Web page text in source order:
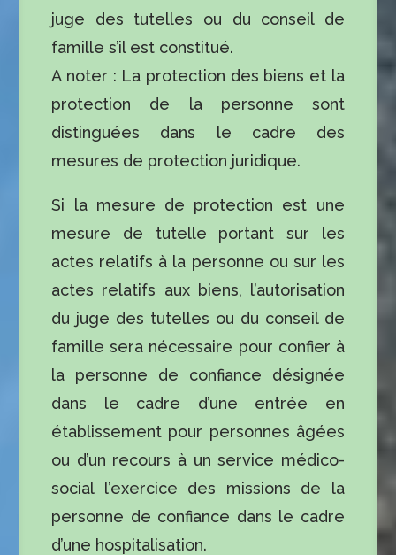
juge des tutelles ou du conseil de
famille s’il est constitué.
A noter : La protection des biens et la
protection de la personne sont
distinguées dans le cadre des
mesures de protection juridique.
Si la mesure de protection est une
mesure de tutelle portant sur les
actes relatifs à la personne ou sur les
actes relatifs aux biens, l’autorisation
du juge des tutelles ou du conseil de
famille sera nécessaire pour confier à
la personne de confiance désignée
dans le cadre d’une entrée en
établissement pour personnes âgées
ou d’un recours à un service médico-
social l’exercice des missions de la
personne de confiance dans le cadre
d’une hospitalisation.